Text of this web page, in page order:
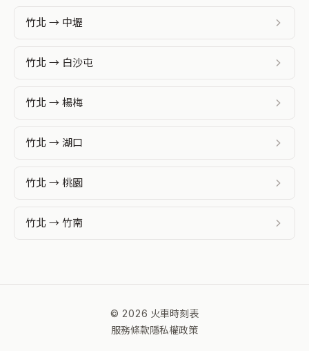
竹北 → 中壢
竹北 → 白沙屯
竹北 → 楊梅
竹北 → 湖口
竹北 → 桃園
竹北 → 竹南
© 2026 火車時刻表
服務條款隱私權政策